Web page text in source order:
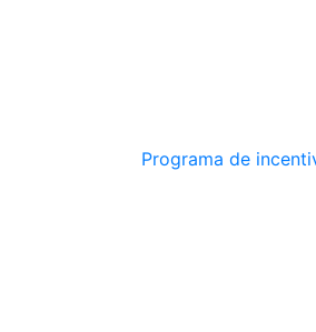
Programa de